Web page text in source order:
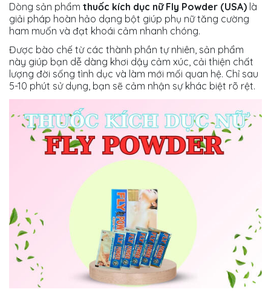
Dòng sản phẩm thuốc kích dục nữ Fly Powder (USA) là
giải pháp hoàn hảo dạng bột giúp phụ nữ tăng cường
ham muốn và đạt khoái cảm nhanh chóng.
Được bào chế từ các thành phần tự nhiên, sản phẩm
này giúp bạn dễ dàng khơi dậy cảm xúc, cải thiện chất
lượng đời sống tình dục và làm mới mối quan hệ. Chỉ sau
5-10 phút sử dụng, bạn sẽ cảm nhận sự khác biệt rõ rệt.